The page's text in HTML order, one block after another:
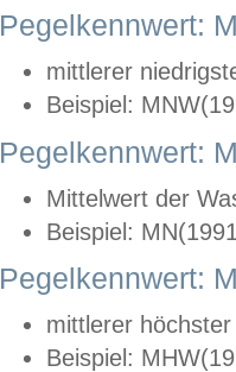
Pegelkennwert:
mittlerer
Beispiel:
Pegelkennwert:
Mittelwert der
Beispiel:
Pegelkennwert:
mittlerer
Beispiel: